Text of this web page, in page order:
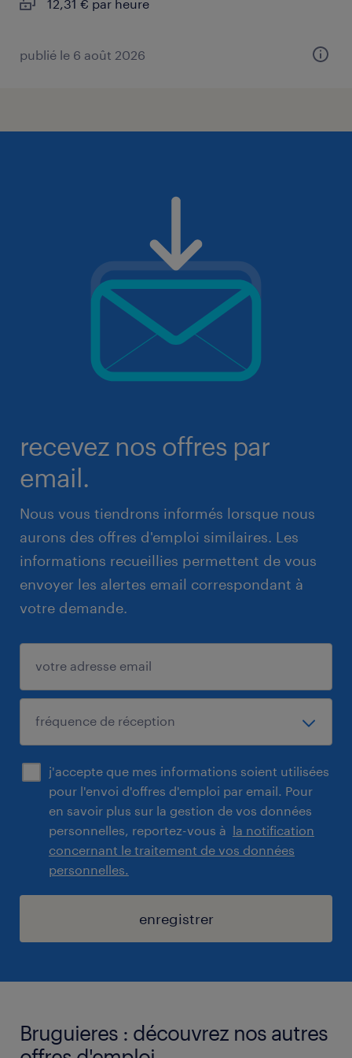
12,31 € par heure
publié le 6 août 2026
recevez nos offres par
email.
Nous vous tiendrons informés lorsque nous
aurons des offres d'emploi similaires. Les
informations recueillies permettent de vous
envoyer les alertes email correspondant à
votre demande.
j'accepte que mes informations soient utilisées
pour l'envoi d'offres d'emploi par email. Pour
en savoir plus sur la gestion de vos données
personnelles, reportez-vous à la notification
concernant le traitement de vos données
personnelles.
enregistrer
Bruguieres : découvrez nos autres